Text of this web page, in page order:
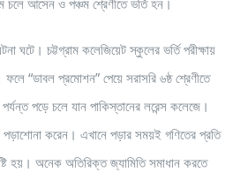
ঘটে। চট্টগ্রাম কলেজিয়েট স্কুলের ভর্তি পরীক্ষায়
“ডাবল প্রমোশন” পেয়ে সরাসরি ৬ষ্ঠ শ্রেণীতে
পড়ে চলে যান পাকিস্তানের লরেন্স কলেজে।
করেন। এখানে পড়ার সময়ই গণিতের প্রতি
হয়। অনেক অতিরিক্ত জ্যামিতি সমাধান করতে